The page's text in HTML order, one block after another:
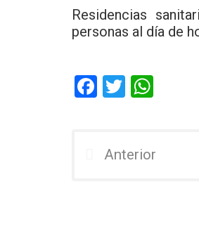
Residencias
personas al día de
F
b
T
er s
Anterior